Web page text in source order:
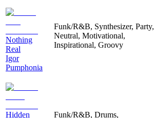
Nothing
Real
Igor
Pumphonia
Funk/R&B, Synthesizer, Party,
Neutral, Motivational,
Inspirational, Groovy
Hidden
Funk/R&B, Drums,